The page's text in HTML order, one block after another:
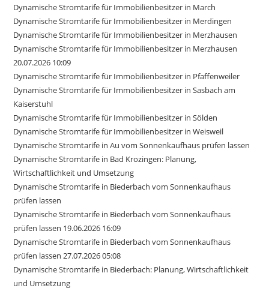
Dynamische Stromtarife für Immobilienbesitzer in March
Dynamische Stromtarife für Immobilienbesitzer in Merdingen
Dynamische Stromtarife für Immobilienbesitzer in Merzhausen
Dynamische Stromtarife für Immobilienbesitzer in Merzhausen
20.07.2026 10:09
Dynamische Stromtarife für Immobilienbesitzer in Pfaffenweiler
Dynamische Stromtarife für Immobilienbesitzer in Sasbach am
Kaiserstuhl
Dynamische Stromtarife für Immobilienbesitzer in Sölden
Dynamische Stromtarife für Immobilienbesitzer in Weisweil
Dynamische Stromtarife in Au vom Sonnenkaufhaus prüfen lassen
Dynamische Stromtarife in Bad Krozingen: Planung,
Wirtschaftlichkeit und Umsetzung
Dynamische Stromtarife in Biederbach vom Sonnenkaufhaus
prüfen lassen
Dynamische Stromtarife in Biederbach vom Sonnenkaufhaus
prüfen lassen 19.06.2026 16:09
Dynamische Stromtarife in Biederbach vom Sonnenkaufhaus
prüfen lassen 27.07.2026 05:08
Dynamische Stromtarife in Biederbach: Planung, Wirtschaftlichkeit
und Umsetzung